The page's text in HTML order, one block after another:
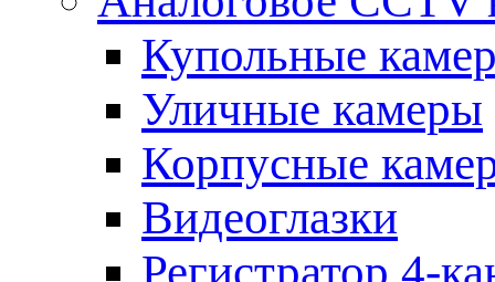
Купольные
Уличные камеры
Корпусные
Видеоглазки
Регистратор 4-